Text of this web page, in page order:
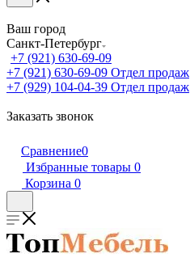
Ваш город
Санкт-Петербург
+7 (921) 630-69-09
+7 (921) 630-69-09 Отдел продаж
+7 (929) 104-04-39 Отдел продаж
Заказать звонок
Сравнение0
Избранные товары 0
Корзина 0